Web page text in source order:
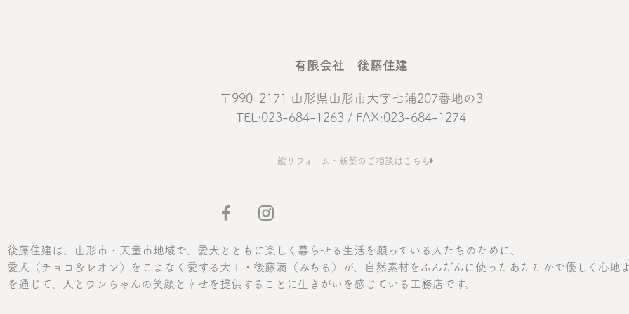
有限会社 後藤住建
〒990-2171 山形県山形市大字七浦207番地の3
TEL:023-684-1263 / FAX:023-684-1274
一般リフォーム・新築のご相談はこちら
後藤住建は、山形市・天童市地域で、愛犬とともに楽しく暮らせる生活を願っている人たちのために、
愛犬（チョコ＆レオン）をこよなく愛する大工・後藤満（みちる）が、自然素材をふんだんに使ったあたたかで優しく心地
を通じて、人とワンちゃんの笑顔と幸せを提供することに生きがいを感じている工務店です。